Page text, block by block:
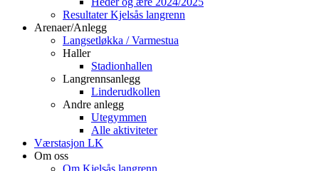
Resultater Kjelsås langrenn
Arenaer/Anlegg
Langsetløkka / Varmestua
Haller
Stadionhallen
Langrennsanlegg
Linderudkollen
Andre anlegg
Utegymmen
Alle aktiviteter
Værstasjon LK
Om oss
Om Kjelsås langrenn